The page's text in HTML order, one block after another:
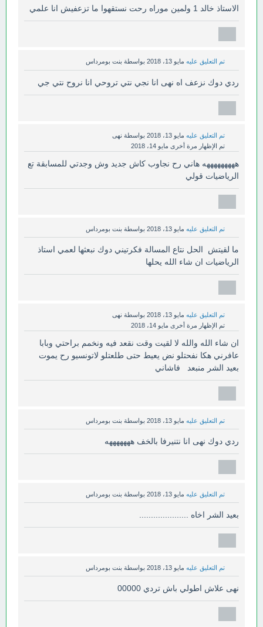
الاستاذ خالد 1 ولمين موراه رحت نستقهوا ما تزعفيش انا علمي
تم التعليق عليه مايو 13، 2018 بواسطة بنت بومرداس
ردي دوك نزعف اه نهى انا نجي نتي تروحي انا نروح نتي جي
تم التعليق عليه مايو 13، 2018 بواسطة نهى
تم الإظهار مرة أخرى مايو 14، 2018
هههههههههه هاني رح نجاوب كاش جديد وش وجدتي للمسابقة تع
الرياضيات قولي
تم التعليق عليه مايو 13، 2018 بواسطة بنت بومرداس
ما لقيتش الحل نتاع المسالة فكرتيني دوك نبعثها لعمي استاذ
الرياضيات ان شاء الله يحلها
تم التعليق عليه مايو 13، 2018 بواسطة نهى
تم الإظهار مرة أخرى مايو 14، 2018
ان شاء الله والله لا لقيت وقت نقعد فيه ونخمم براحتي وبابا
عافرني هكا نفحتلو نض يعيط حتى طلعتلو لاتونسيو رح يموت
بعيد الشر منبعد فاشاني
تم التعليق عليه مايو 13، 2018 بواسطة بنت بومرداس
ردي دوك نهى انا نتنيرفا بالخف هههههههه
تم التعليق عليه مايو 13، 2018 بواسطة بنت بومرداس
بعيد الشر اخاه .....................
تم التعليق عليه مايو 13، 2018 بواسطة بنت بومرداس
نهى علاش اطولي باش تردي 00000